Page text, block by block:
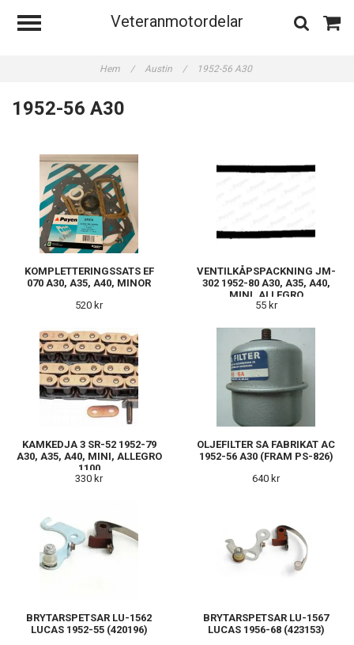
Veteranmotordelar
Hem / Austin / 1952-56 A30
1952-56 A30
KOMPLETTERINGSSATS EF
070 A30, A35, A40, MINOR
520 kr
VENTILKÅPSPACKNING JM-
302 1952-80 A30, A35, A40,
MINI, ALLEGRO
55 kr
KAMKEDJA 3 SR-52 1952-79
A30, A35, A40, MINI, ALLEGRO
1100
330 kr
OLJEFILTER SA FABRIKAT AC
1952-56 A30 (FRAM PS-826)
640 kr
BRYTARSPETSAR LU-1562
LUCAS 1952-55 (420196)
BRYTARSPETSAR LU-1567
LUCAS 1956-68 (423153)